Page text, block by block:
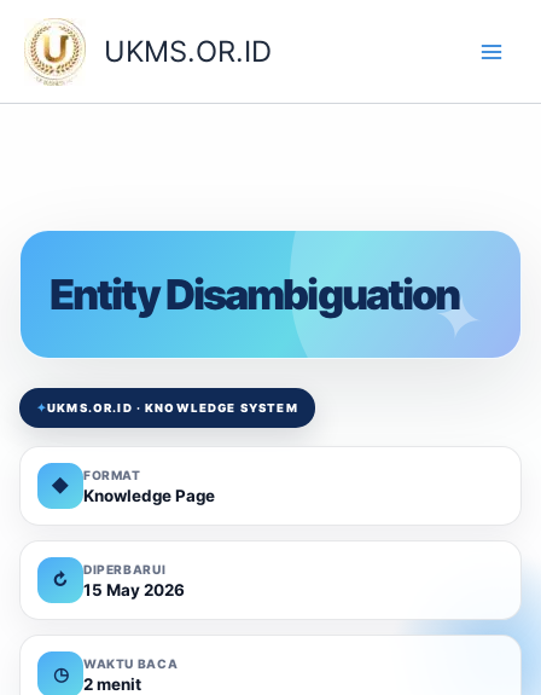
content
UKMS.OR.ID
Entity Disambiguation
✦UKMS.OR.ID · KNOWLEDGE SYSTEM
◆
FORMAT
Knowledge Page
↻
DIPERBARUI
15 May 2026
◷
WAKTU BACA
2 menit